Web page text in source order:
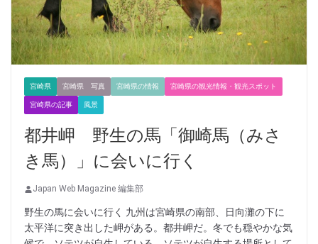
宮崎県 宮崎県 写真 宮崎県の情報 宮崎県の観光情報・観光スポット
宮崎県の記事 風景
都井岬 野生の馬「御崎馬（みさ
き馬）」に会いに行く
Japan Web Magazine 編集部
野生の馬に会いに行く 九州は宮崎県の南部、日向灘の下に
太平洋に突き出した岬がある。都井岬だ。冬でも穏やかな気